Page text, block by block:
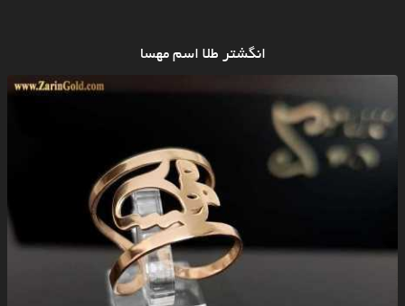
انگشتر طلا اسم مهسا